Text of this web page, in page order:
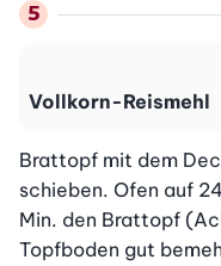
Vollkorn-Reismehl
Brattopf mit dem
schieben. Ofen auf
Min. den Brattopf
Topfboden gut